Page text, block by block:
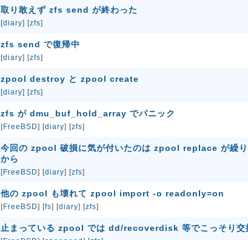
取り敢えず zfs send が終わった
[diary] [zfs]
zfs send で復帰中
[diary] [zfs]
zpool destroy と zpool create
[diary] [zfs]
zfs が dmu_buf_hold_array でパニック
[FreeBSD] [diary] [zfs]
今回の zpool 破損に気が付いたのは zpool replace が繰り
から
[FreeBSD] [diary] [zfs]
他の zpool も壊れて zpool import -o readonly=on
[FreeBSD] [fs] [diary] [zfs]
止まっている zpool では dd/recoverdisk 等でこっそり交